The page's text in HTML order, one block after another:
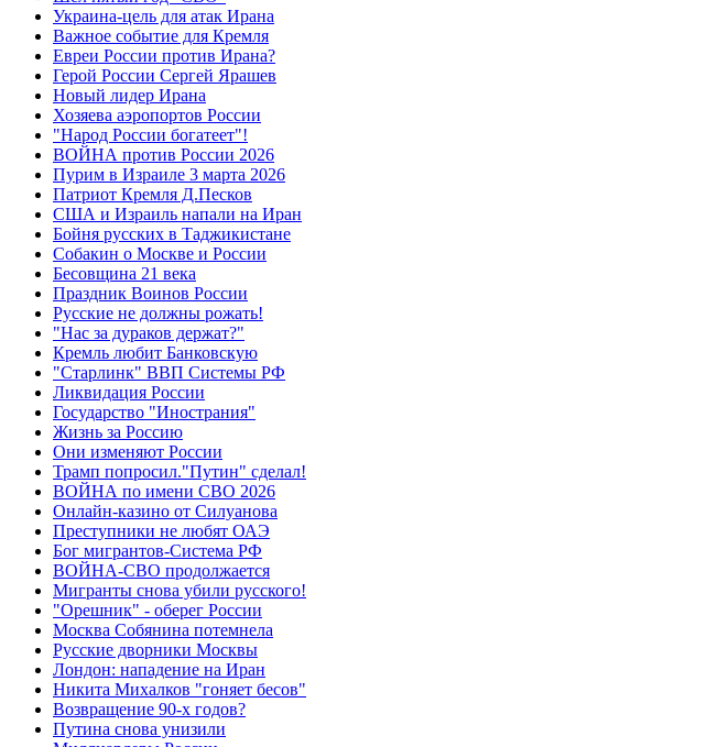
Украина-цель для атак Ирана
Важное событие для Кремля
Евреи России против Ирана?
Герой России Сергей Ярашев
Новый лидер Ирана
Хозяева аэропортов России
"Народ России богатеет"!
ВОЙНА против России 2026
Пурим в Израиле 3 марта 2026
Патриот Кремля Д.Песков
США и Израиль напали на Иран
Бойня русских в Таджикистане
Собакин о Москве и России
Бесовщина 21 века
Праздник Воинов России
Русские не должны рожать!
"Нас за дураков держат?"
Кремль любит Банковскую
"Старлинк" ВВП Системы РФ
Ликвидация России
Государство "Инострания"
Жизнь за Россию
Они изменяют России
Трамп попросил."Путин" сделал!
ВОЙНА по имени СВО 2026
Онлайн-казино от Силуанова
Преступники не любят ОАЭ
Бог мигрантов-Система РФ
ВОЙНА-СВО продолжается
Мигранты снова убили русского!
"Орешник" - оберег России
Москва Собянина потемнела
Русские дворники Москвы
Лондон: нападение на Иран
Никита Михалков "гоняет бесов"
Возвращение 90-х годов?
Путина снова унизили